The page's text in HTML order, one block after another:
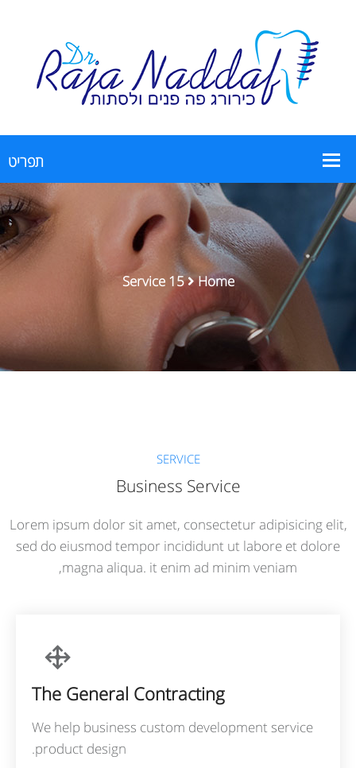
Home
Service 15
SERVICE
Business Service
Lorem ipsum dolor sit amet, consectetur adipisicing elit,
sed do eiusmod tempor incididunt ut labore et dolore
magna aliqua. it enim ad minim veniam,
The General Contracting
We help business custom development service
product design.